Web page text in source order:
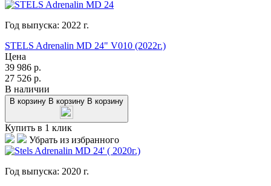
Год выпуска: 2022 г.
STELS Adrenalin MD 24" V010 (2022г.)
Цена
39 986 р.
27 526 р.
В наличии
В корзину В корзину В корзину
Купить в 1 клик
Убрать из избранного
Год выпуска: 2020 г.